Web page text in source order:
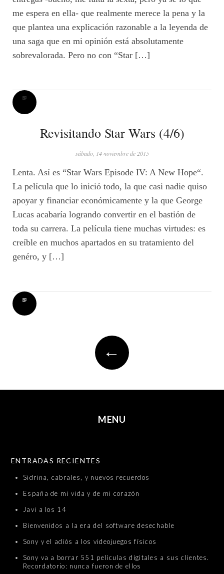
me espera en ella- que realmente merece la pena y la
que plantea una explicación razonable a la leyenda de
una saga que en mi opinión está absolutamente
sobrevalorada. Pero no con “Star […]
Revisitando Star Wars (4/6)
sábado, 14 noviembre de 2015
Lenta. Así es “Star Wars Episode IV: A New Hope“.
La película que lo inició todo, la que casi nadie quiso
apoyar y financiar económicamente y la que George
Lucas acabaría logrando convertir en el bastión de
toda su carrera. La película tiene muchas virtudes: es
creíble en muchos apartados en su tratamiento del
genéro, y […]
←
MENU
ENTRADAS RECIENTES
Sidrina, cabrales, y nuevos recuerdos
España de mi vida y de mi corazón
Javi a los 14
Bienvenidos a la era del software desechable
Sony y el adiós a los videojuegos físicos
Sony va a borrar 551 películas digitales a sus clientes.
Recordatorio: nunca fueron de ellos